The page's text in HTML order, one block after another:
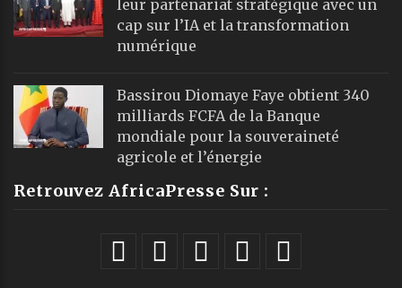
leur partenariat stratégique avec un
cap sur l’IA et la transformation
numérique
Bassirou Diomaye Faye obtient 340
milliards FCFA de la Banque
mondiale pour la souveraineté
agricole et l’énergie
Retrouvez AfricaPresse Sur :